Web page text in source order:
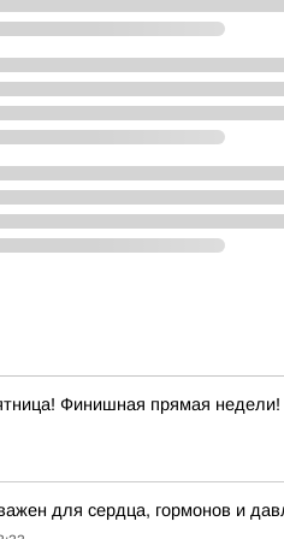
Финишная прямая недели!
для сердца, гормонов и